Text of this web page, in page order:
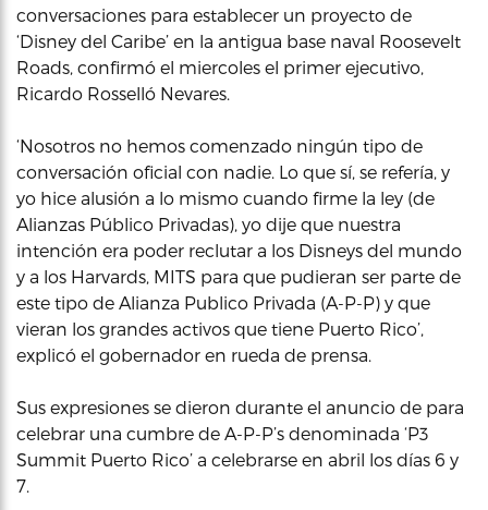
conversaciones para establecer un proyecto de
‘Disney del Caribe’ en la antigua base naval Roosevelt
Roads, confirmó el miercoles el primer ejecutivo,
Ricardo Rosselló Nevares.
‘Nosotros no hemos comenzado ningún tipo de
conversación oficial con nadie. Lo que sí, se refería, y
yo hice alusión a lo mismo cuando firme la ley (de
Alianzas Público Privadas), yo dije que nuestra
intención era poder reclutar a los Disneys del mundo
y a los Harvards, MITS para que pudieran ser parte de
este tipo de Alianza Publico Privada (A-P-P) y que
vieran los grandes activos que tiene Puerto Rico’,
explicó el gobernador en rueda de prensa.
Sus expresiones se dieron durante el anuncio de para
celebrar una cumbre de A-P-P’s denominada ‘P3
Summit Puerto Rico’ a celebrarse en abril los días 6 y
7.